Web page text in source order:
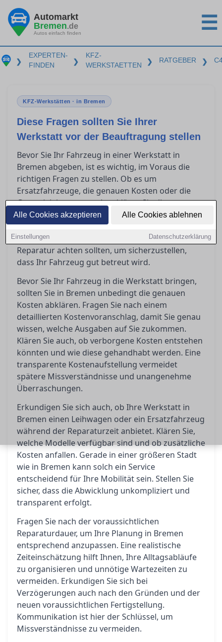
Alle Cookies akzeptieren Alle Cookies ablehnen
Einstellungen Datenschutzerklärung
Automarkt
Bremen.de
Autos einfach finden ☰
❯
EXPERTEN-
FINDEN
❯
KFZ-
WERKSTAETTEN
❯ RATGEBER ❯
KFZ-Werkstätten · in Bremen
Diese Fragen sollten Sie Ihrer
Werkstatt vor der Beauftragung stellen
Bevor Sie Ihr Fahrzeug in einer Werkstatt in
Bremen abgeben, ist es wichtig, im Voraus die
richtigen Fragen zu stellen. Ob es um
Ersatzfahrzeuge, die genauen Kosten oder die
Garantieleistungen geht – klären Sie diese
Punkte, um unangenehme Überraschungen zu
vermeiden. In diesem Ratgeber erfahren Sie,
worauf Sie vor, während und nach einer
Reparatur achten sollten, um sicherzustellen,
dass Ihr Fahrzeug gut betreut wird.
Bevor Sie Ihr Fahrzeug in die Werkstatt bringen,
sollten Sie in Bremen unbedingt die genauen
Kosten abklären. Fragen Sie nach einem
detaillierten Kostenvoranschlag, damit Sie genau
wissen, welche Ausgaben auf Sie zukommen.
Klären Sie auch, ob verborgene Kosten entstehen
könnten und wie diese gehandhabt werden. Eine
transparente Kostenaufstellung vermeidet
spätere Missverständnisse und unangenehme
Überraschungen.
Erkundigen Sie sich auch, ob Ihre Werkstatt in
Bremen einen Leihwagen oder ein Ersatzfahrzeug
während der Reparaturzeit anbietet. Klären Sie,
welche Modelle verfügbar sind und ob zusätzliche
Kosten anfallen. Gerade in einer größeren Stadt
wie in Bremen kann solch ein Service
entscheidend für Ihre Mobilität sein. Stellen Sie
sicher, dass die Abwicklung unkompliziert und
transparent erfolgt.
Fragen Sie nach der voraussichtlichen
Reparaturdauer, um Ihre Planung in Bremen
entsprechend anzupassen. Eine realistische
Zeiteinschätzung hilft Ihnen, Ihre Alltagsabläufe
zu organisieren und unnötige Wartezeiten zu
vermeiden. Erkundigen Sie sich bei
Verzögerungen auch nach den Gründen und der
neuen voraussichtlichen Fertigstellung.
Kommunikation ist hier der Schlüssel, um
Missverständnisse zu vermeiden.